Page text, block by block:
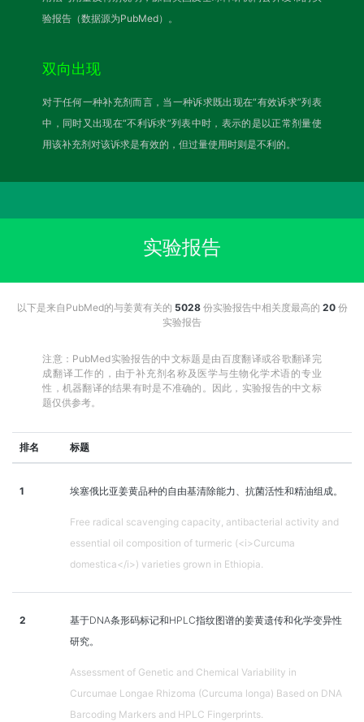
验报告（数据源为PubMed）。
双向出现
对于任何一种补充剂而言，当一种诉求既出现在“有效诉求”列表
中，同时又出现在“不利诉求”列表中时，表示的是以正常剂量使
用该补充剂对该诉求是有效的，但过量使用时则是不利的。
实验报告
以下是来自PubMed的与姜黄有关的 5028份实验报告中相关度最高的 20份
实验报告
注意：PubMed实验报告的中文标题是由百度翻译或谷歌翻译完
成翻译工作的，由于补充剂名称及医学与生物化学术语的专业
性，机器翻译的结果有时是不准确的。因此，实验报告的中文标
题仅供参考。
排名 标题
1 埃塞俄比亚姜黄品种的自由基清除能力、抗菌活性和精油组成。
Free radical scavenging capacity, antibacterial activity and
essential oil composition of turmeric (<i>Curcuma
domestica</i>) varieties grown in Ethiopia.
2
基于DNA条形码标记和HPLC指纹图谱的姜黄遗传和化学变异性
研究。
Assessment of Genetic and Chemical Variability in
Curcumae Longae Rhizoma (Curcuma longa) Based on DNA
Barcoding Markers and HPLC Fingerprints.